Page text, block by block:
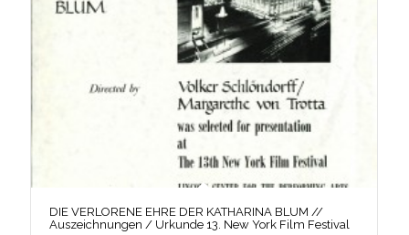
DIE VERLORENE EHRE DER KATHARINA BLUM //
Auszeichnungen / Urkunde 13. New York Film Festival